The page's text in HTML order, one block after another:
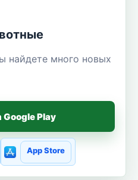
найдете много новых
Google Play
App Store